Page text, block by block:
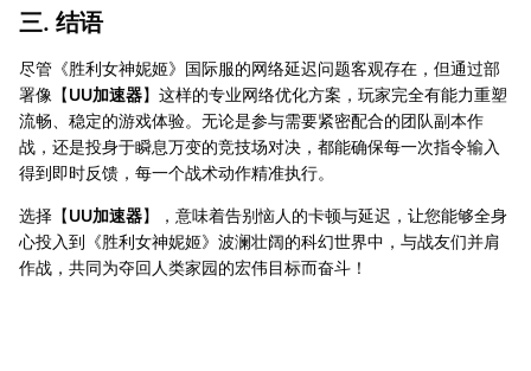
三. 结语
尽管《胜利女神妮姬》国际服的网络延迟问题客观存在，但通过部
署像【UU加速器】这样的专业网络优化方案，玩家完全有能力重塑
流畅、稳定的游戏体验。无论是参与需要紧密配合的团队副本作
战，还是投身于瞬息万变的竞技场对决，都能确保每一次指令输入
得到即时反馈，每一个战术动作精准执行。
选择【UU加速器】，意味着告别恼人的卡顿与延迟，让您能够全身
心投入到《胜利女神妮姬》波澜壮阔的科幻世界中，与战友们并肩
作战，共同为夺回人类家园的宏伟目标而奋斗！